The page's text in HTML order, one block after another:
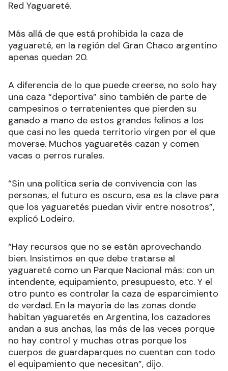
Red Yaguareté.
Más allá de que está prohibida la caza de
yaguareté, en la región del Gran Chaco argentino
apenas quedan 20.
A diferencia de lo que puede creerse, no solo hay
una caza “deportiva” sino también de parte de
campesinos o terratenientes que pierden su
ganado a mano de estos grandes felinos a los
que casi no les queda territorio virgen por el que
moverse. Muchos yaguaretés cazan y comen
vacas o perros rurales.
“Sin una política seria de convivencia con las
personas, el futuro es oscuro, esa es la clave para
que los yaguaretés puedan vivir entre nosotros”,
explicó Lodeiro.
“Hay recursos que no se están aprovechando
bien. Insistimos en que debe tratarse al
yaguareté como un Parque Nacional más: con un
intendente, equipamiento, presupuesto, etc. Y el
otro punto es controlar la caza de esparcimiento
de verdad. En la mayoría de las zonas donde
habitan yaguaretés en Argentina, los cazadores
andan a sus anchas, las más de las veces porque
no hay control y muchas otras porque los
cuerpos de guardaparques no cuentan con todo
el equipamiento que necesitan”, dijo.